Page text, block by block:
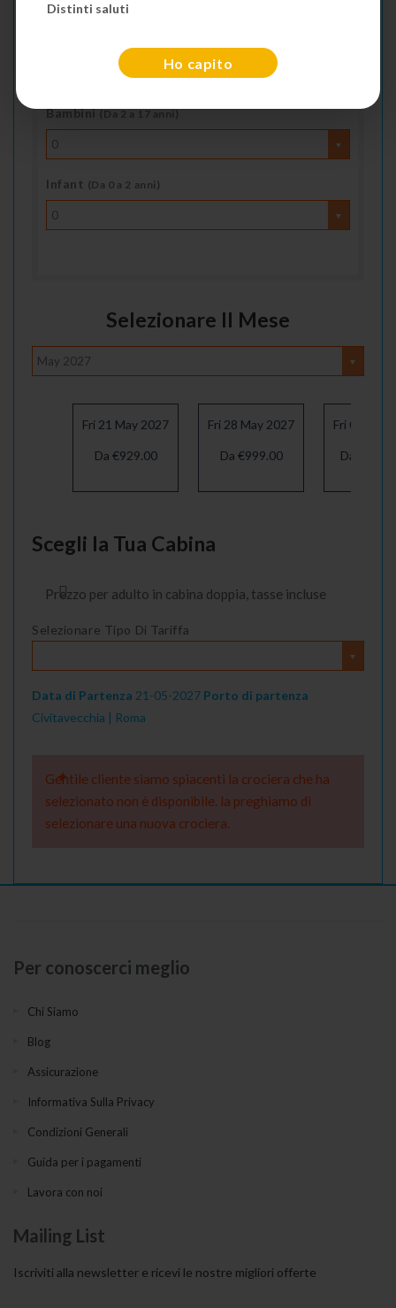
Indica il numero dei passeggeri
Bambini (Da 2 a 17 anni)
0
Infant (Da 0 a 2 anni)
0
Selezionare Il Mese
May 2027
Fri 21 May 2027
Da €929.00
Fri 28 May 2027
Da €999.00
Fri 04 Jun
Da
Scegli la Tua Cabina
Prezzo per adulto in cabina doppia, tasse incluse
Selezionare Tipo Di Tariffa
Data di Partenza 21-05-2027 Porto di partenza
Civitavecchia | Roma
Gentile cliente siamo spiacenti la crociera che ha
selezionato non è disponibile. la preghiamo di
selezionare una nuova crociera.
Per conoscerci meglio
Chi Siamo
Blog
Assicurazione
Informativa Sulla Privacy
Condizioni Generali
Guida per i pagamenti
Lavora con noi
Mailing List
Iscriviti alla newsletter e ricevi le nostre migliori offerte
Distinti saluti
Ho capito